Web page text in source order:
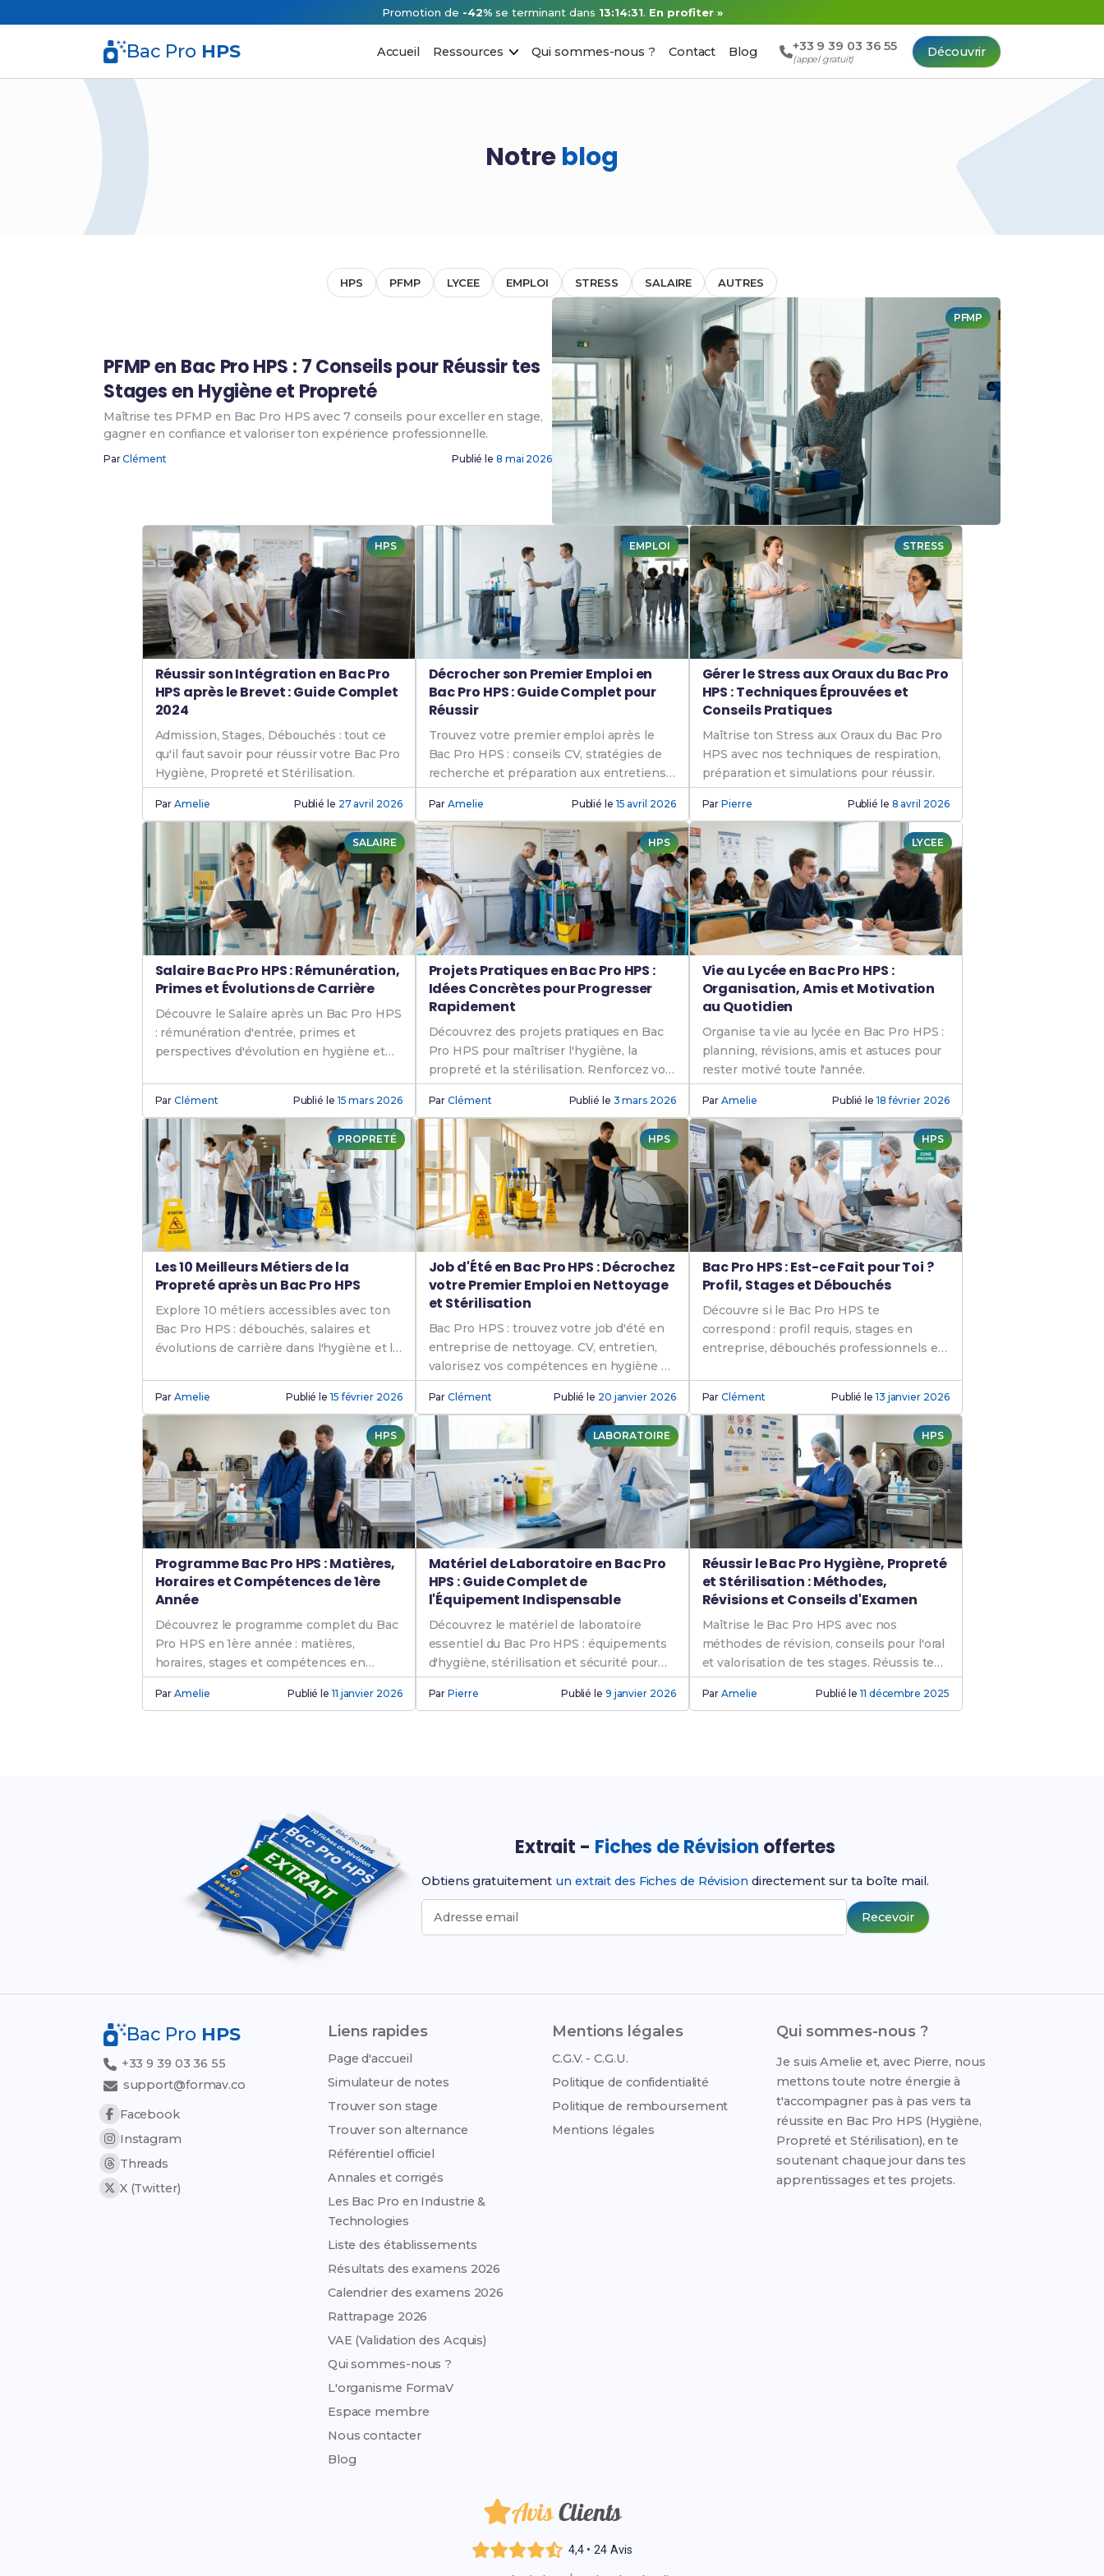
Promotion de -42%se terminant dans 13:14:30.En profiter »
Bac Pro HPS Accueil Ressources Qui sommes-nous ? Contact Blog +33 9 39 03 36 55
(appel gratuit)
Découvrir
Notreblog
HPS PFMP LYCEE EMPLOI STRESS SALAIRE AUTRES
PFMP en Bac Pro HPS : 7 Conseils pour Réussir tes
Stages en Hygiène et Propreté
Maîtrise tes PFMP en Bac Pro HPS avec 7 conseils pour exceller en stage,
gagner en confiance et valoriser ton expérience professionnelle.
ParClément Publié le 8 mai 2026
PFMP
HPS
Réussir son Intégration en Bac Pro
HPS après le Brevet : Guide Complet
2024
Admission, Stages, Débouchés : tout ce
qu'il faut savoir pour réussir votre Bac Pro
Hygiène, Propreté et Stérilisation.
ParAmelie Publié le 27 avril 2026
EMPLOI
Décrocher son Premier Emploi en
Bac Pro HPS : Guide Complet pour
Réussir
Trouvez votre premier emploi après le
Bac Pro HPS : conseils CV, stratégies de
recherche et préparation aux entretiens
en hygiène.
ParAmelie Publié le 15 avril 2026
STRESS
Gérer le Stress aux Oraux du Bac Pro
HPS : Techniques Éprouvées et
Conseils Pratiques
Maîtrise ton Stress aux Oraux du Bac Pro
HPS avec nos techniques de respiration,
préparation et simulations pour réussir.
ParPierre Publié le 8 avril 2026
SALAIRE
Salaire Bac Pro HPS : Rémunération,
Primes et Évolutions de Carrière
Découvre le Salaire après un Bac Pro HPS
: rémunération d'entrée, primes et
perspectives d'évolution en hygiène et
ParClément Publié le 15 mars 2026
HPS
Projets Pratiques en Bac Pro HPS :
Idées Concrètes pour Progresser
Rapidement
Découvrez des projets pratiques en Bac
Pro HPS pour maîtriser l'hygiène, la
propreté et la stérilisation. Renforcez vos
compétences et réussissez vos examens
!ParClément Publié le 3 mars 2026
LYCEE
Vie au Lycée en Bac Pro HPS :
Organisation, Amis et Motivation
au Quotidien
Organise ta vie au lycée en Bac Pro HPS :
planning, révisions, amis et astuces pour
rester motivé toute l'année.
ParAmelie Publié le 18 février 2026
PROPRETÉ
Les 10 Meilleurs Métiers de la
Propreté après un Bac Pro HPS
Explore 10 métiers accessibles avec ton
Bac Pro HPS : débouchés, salaires et
évolutions de carrière dans l'hygiène et la
ParAmelie Publié le 15 février 2026
HPS
Job d'Été en Bac Pro HPS : Décrochez
votre Premier Emploi en Nettoyage
et Stérilisation
Bac Pro HPS : trouvez votre job d'été en
entreprise de nettoyage. CV, entretien,
valorisez vos compétences en hygiène et
propreté.
ParClément Publié le 20 janvier 2026
HPS
Bac Pro HPS : Est-ce Fait pour Toi ?
Profil, Stages et Débouchés
Découvre si le Bac Pro HPS te
correspond : profil requis, stages en
entreprise, débouchés professionnels et
ParClément Publié le 13 janvier 2026
HPS
Programme Bac Pro HPS : Matières,
Horaires et Compétences de 1ère
Année
Découvrez le programme complet du Bac
Pro HPS en 1ère année : matières,
horaires, stages et compétences en
hygiène et stérilisation.
ParAmelie Publié le 11 janvier 2026
LABORATOIRE
Matériel de Laboratoire en Bac Pro
HPS : Guide Complet de
l'Équipement Indispensable
Découvrez le matériel de laboratoire
essentiel du Bac Pro HPS : équipements
d'hygiène, stérilisation et sécurité pour
maîtriser votre formation.
ParPierre Publié le 9 janvier 2026
HPS
Réussir le Bac Pro Hygiène, Propreté
et Stérilisation : Méthodes,
Révisions et Conseils d'Examen
Maîtrise le Bac Pro HPS avec nos
méthodes de révision, conseils pour l'oral
et valorisation de tes stages. Réussis tes
épreuves ! 📚
ParAmelie Publié le11 décembre 2025
Extrait - Fiches de Révision offertes
Obtiens gratuitement un extrait des Fiches de Révisiondirectement sur ta boîte mail.
Adresse email Recevoir
Bac Pro HPS
+33 9 39 03 36 55
support@formav.co
Facebook
Instagram
Threads
X (Twitter)
Liens rapides
Page d'accueil
Simulateur de notes
Trouver son stage
Trouver son alternance
Référentiel officiel
Annales et corrigés
Les Bac Pro en Industrie &
Technologies
Liste des établissements
Résultats des examens 2026
Calendrier des examens 2026
Rattrapage 2026
VAE (Validation des Acquis)
Qui sommes-nous ?
L'organisme FormaV
Espace membre
Nous contacter
Blog
Mentions légales
C.G.V. - C.G.U.
Politique de confidentialité
Politique de remboursement
Mentions légales
Qui sommes-nous ?
Je suis Amelie et, avec Pierre, nous
mettons toute notre énergie à
t'accompagner pas à pas vers ta
réussite en Bac Pro HPS (Hygiène,
Propreté et Stérilisation), en te
soutenant chaque jour dans tes
apprentissages et tes projets.
AvisClients
4,4 • 24 Avis